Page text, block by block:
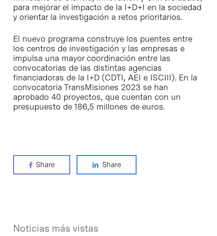
para mejorar el impacto de la I+D+I en la sociedad
y orientar la investigación a retos prioritarios.
El nuevo programa construye los puentes entre
los centros de investigación y las empresas e
impulsa una mayor coordinación entre las
convocatorias de las distintas agencias
financiadoras de la I+D (CDTI, AEI e ISCIII). En la
convocatoria TransMisiones 2023 se han
aprobado 40 proyectos, que cuentan con un
presupuesto de 186,5 millones de euros.
Share Share
Noticias más vistas